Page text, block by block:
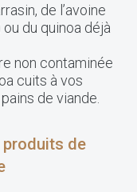
de l’avoine
du quinoa déjà
non contaminée
cuits à vos
de viande.
de